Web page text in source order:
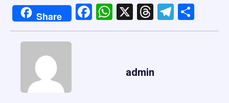
Share Facebook
WhatsApp
X Threads
admin